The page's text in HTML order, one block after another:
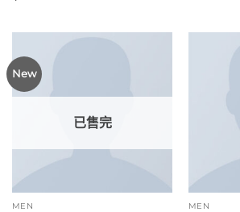
New
已售完
MEN MEN